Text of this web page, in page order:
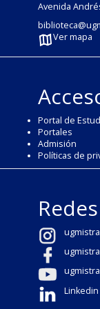
Avenida
Ver mapa
Portal de
Portales
Admisión
Políticas de
Linkedin